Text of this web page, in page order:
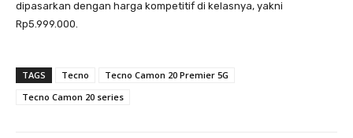
dipasarkan dengan harga kompetitif di kelasnya, yakni
Rp5.999.000.
TAGS Tecno
Tecno Camon 20 Premier 5G
Tecno Camon 20 series